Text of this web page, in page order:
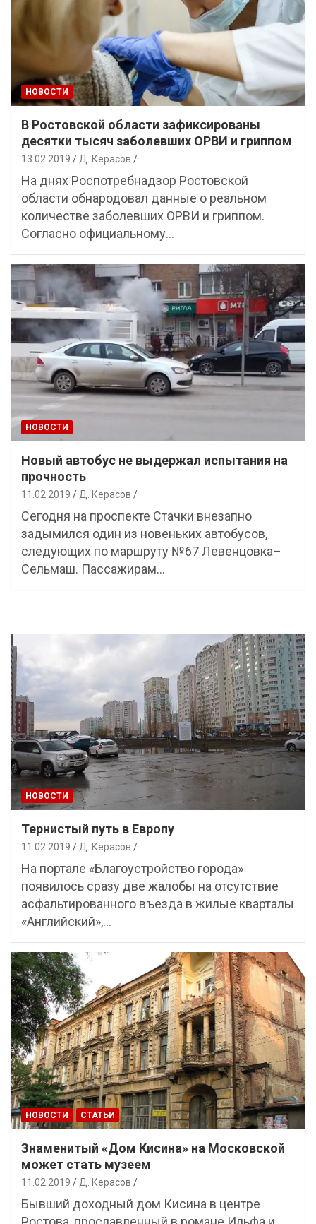
НОВОСТИ
В Ростовской области зафиксированы
десятки тысяч заболевших ОРВИ и гриппом
13.02.2019 Д. Керасов
На днях Роспотребнадзор Ростовской
области обнародовал данные о реальном
количестве заболевших ОРВИ и гриппом.
Согласно официальному…
НОВОСТИ
Новый автобус не выдержал испытания на
прочность
11.02.2019 Д. Керасов
Сегодня на проспекте Стачки внезапно
задымился один из новеньких автобусов,
следующих по маршруту №67 Левенцовка–
Сельмаш. Пассажирам…
НОВОСТИ
Тернистый путь в Европу
11.02.2019 Д. Керасов
На портале «Благоустройство города»
появилось сразу две жалобы на отсутствие
асфальтированного въезда в жилые кварталы
«Английский»,…
НОВОСТИ СТАТЬИ
Знаменитый «Дом Кисина» на Московской
может стать музеем
11.02.2019 Д. Керасов
Бывший доходный дом Кисина в центре